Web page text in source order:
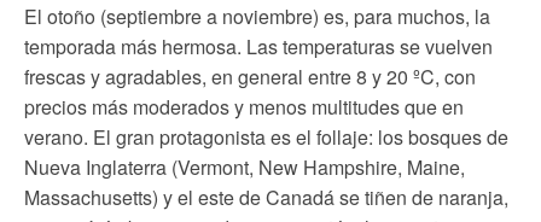
El otoño (septiembre a noviembre) es, para muchos, la
temporada más hermosa. Las temperaturas se vuelven
frescas y agradables, en general entre 8 y 20 ºC, con
precios más moderados y menos multitudes que en
verano. El gran protagonista es el follaje: los bosques de
Nueva Inglaterra (Vermont, New Hampshire, Maine,
Massachusetts) y el este de Canadá se tiñen de naranja,